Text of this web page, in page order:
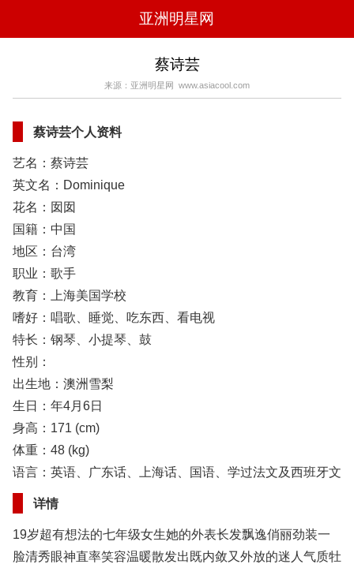
亚洲明星网
华人男明星
韩国男明星
蔡诗芸
来源：亚洲明星网 www.asiacool.com
蔡诗芸个人资料
艺名：蔡诗芸
英文名：Dominique
花名：囡囡
国籍：中国
地区：台湾
职业：歌手
教育：上海美国学校
嗜好：唱歌、睡觉、吃东西、看电视
特长：钢琴、小提琴、鼓
性别：
出生地：澳洲雪梨
生日：年4月6日
身高：171 (cm)
体重：48 (kg)
语言：英语、广东话、上海话、国语、学过法文及西班牙文
详情
19岁超有想法的七年级女生她的外表长发飘逸俏丽劲装一
脸清秀眼神直率笑容温暖散发出既内敛又外放的迷人气质牡